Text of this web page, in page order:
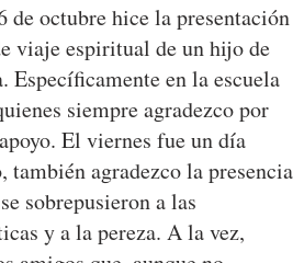
de octubre hice la presentación
viaje espiritual de un hijo de
Específicamente en la escuela
siempre agradezco por
El viernes fue un día
agradezco la presencia
sobrepusieron a las
y a la pereza. A la vez,